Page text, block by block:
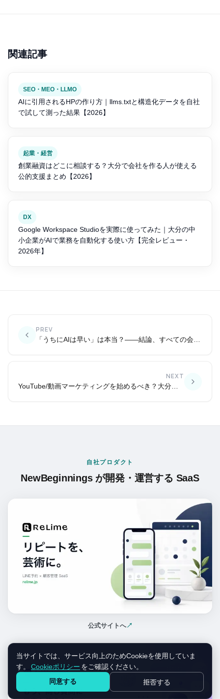
関連記事
SEO・MEO・LLMO
AIに引用されるHPの作り方｜llms.txtと構造化データを自社
で試して測った結果【2026】
起業・経営
創業融資はどこに相談する？大分で会社を作る人が使える
公的支援まとめ【2026】
DX
Google Workspace Studioを実際に使ってみた｜大分の中
小企業がAIで業務を自動化する使い方【完全レビュー・
2026年】
PREV
「うちにAIは早い」は本当？——結論、すべての会社が今すぐ始めるべき理由
NEXT
YouTube/動画マーケティングを始めるべき？大分の中小企業向け判断基準
自社プロダクト
NewBeginnings が開発・運営する SaaS
公式サイトへ↗
（新しいタブで開く）
当サイトでは、サービス向上のためCookieを使用していま
す。
Cookieポリシー をご確認ください。
同意する
拒否する